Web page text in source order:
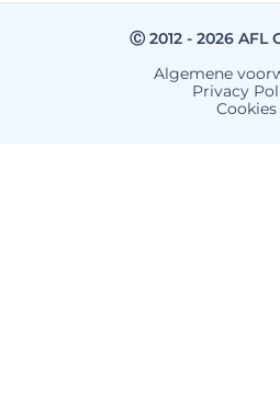
Ⓒ 2012 - 2026 AFL
Algemene
Privacy
Cookies